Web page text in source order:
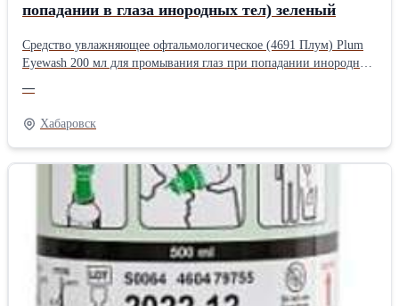
попадании в глаза инородных тел) зеленый
Средство увлажняющее офтальмологическое (4691 Плум) Plum
Eyewash 200 мл для промывания глаз при попадании инородных
пыли, грязи). Флакон содержит стерильный раствор хлорида
натрия (0,9%). Флакон снабжен колпачком эргономичной
формы, обеспечивающей плотное прилегание к глазу
и равномерное промывание, одновременно отводя избыток
жидкости от глаза. Имеет пылезащитную крышку и подробную
инструкцию на этикетке. Упаковка стерильная, после вскрытия
средство не хранить. Если упаковка не вскрыта, то препарат
хранится 3,5 года. Важно: струя жидкости для промывания
не должна попадать в глаза под напором, на флакон надо слегка
надавливать и несильно сжимать. Комплектация: 1 флакон – 200
—
Хабаровск